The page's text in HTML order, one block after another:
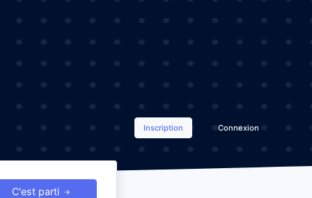
Inscription Connexion
C'est parti